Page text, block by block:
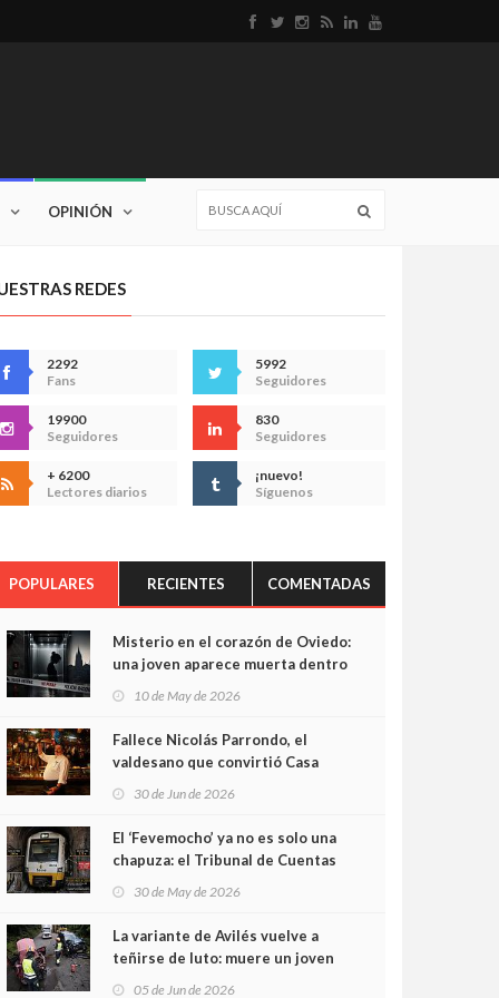
OPINIÓN
REDES
2292
Fans
5992
Seguidores
19900
Seguidores
830
Seguidores
+ 6200
Lectores diarios
¡nuevo!
Síguenos
POPULARES RECIENTES COMENTADAS
Misterio en el corazón de Oviedo:
una joven aparece muerta dentro
cámaras captan sus últimos
minutos
10 de May de 2026
Fallece Nicolás Parrondo, el
valdesano que convirtió Casa
30 de Jun de 2026
El ‘Fevemocho’ ya no es solo una
chapuza: el Tribunal de Cuentas
sobrecoste de los trenes que no
cabían por los túneles
30 de May de 2026
La variante de Avilés vuelve a
teñirse de luto: muere un joven
05 de Jun de 2026